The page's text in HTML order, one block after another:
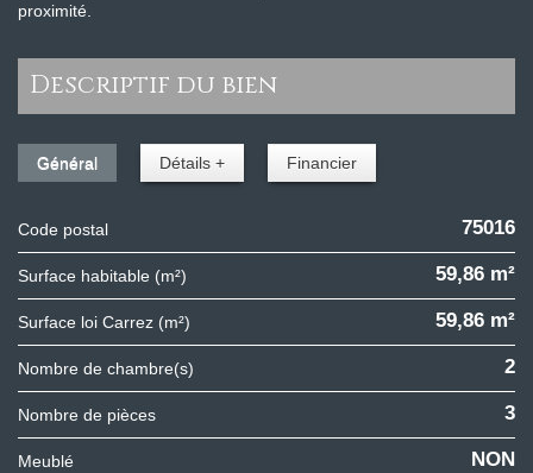
proximité.
descriptif du bien
Général Détails + Financier
Code postal 75016
Surface habitable (m²) 59,86 m²
Surface loi Carrez (m²) 59,86 m²
Nombre de chambre(s) 2
Nombre de pièces 3
Meublé NON